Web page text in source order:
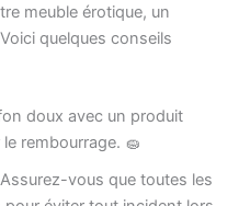
meuble érotique, un
quelques conseils
doux avec un produit
rembourrage. 🧽
vous que toutes les